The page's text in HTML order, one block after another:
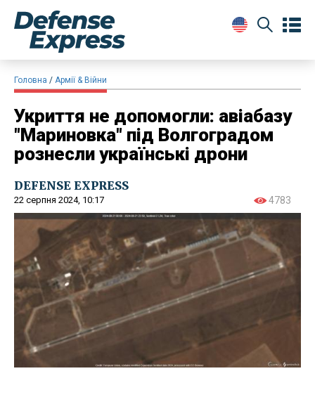
Головна Армії & Війни
Укриття не допомогли: авіабазу
"Мариновка" під Волгоградом
рознесли українські дрони
DEFENSE EXPRESS
22 серпня 2024, 10:17 4783